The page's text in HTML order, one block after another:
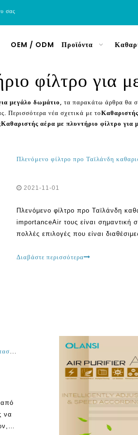
σας
OEM / ODM Προϊόντα
φίλτρο για
μεγάλο δωμάτιο, τα παρακάτω άρθρα θα
Περισσότερα νέα σχετικά με το
Καθαριστής αέρα με πλυντήριο φίλτρο για
Πλενόμενο φίλτρο προ Ταϊλάνδη
2021-11-01
Πλενόμενο φίλτρο προ Ταϊλάνδη
importanceAir τους είναι σημαντική
πολλές επιλογές που είναι
σχετικά με την ίδια. Πολλοί
Διαβάστε περισσότερα
Ο καλύτερος καθαριστής αέρα για καπνό πυρκαγιάς με πλυντήριο φίλτρο από τον κατασκευαστή του φίλτρου αέρα της Κίνας
από
να
η